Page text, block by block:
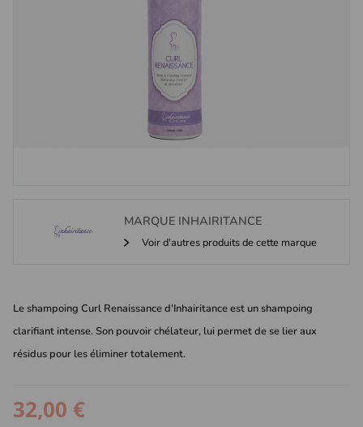
MARQUE INHAIRITANCE
Voir d'autres produits de cette marque
Le shampoing Curl Renaissance d'Inhairitance est un shampoing
clarifiant intense. Son pouvoir chélateur, lui permet de se lier aux
résidus pour les éliminer totalement.
32,00 €